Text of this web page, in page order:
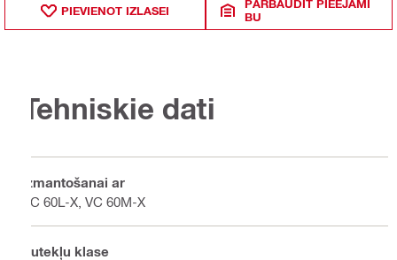
PIEVIENOT IZLASEI
PĀRBAUDĪT PIEEJAMĪ
BU
Tehniskie dati
Izmantošanai ar
VC 60L-X, VC 60M-X
Putekļu klase